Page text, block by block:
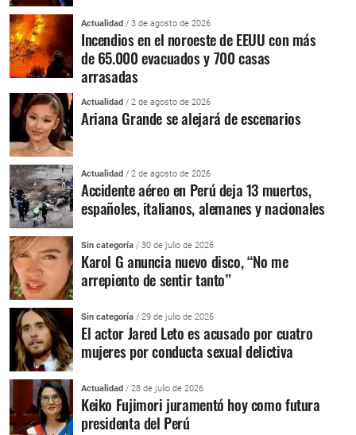
Actualidad / 3 de agosto de 2026
Incendios en el noroeste de EEUU con más
de 65.000 evacuados y 700 casas
arrasadas
Actualidad / 2 de agosto de 2026
Ariana Grande se alejará de escenarios
Actualidad / 2 de agosto de 2026
Accidente aéreo en Perú deja 13 muertos,
españoles, italianos, alemanes y nacionales
Sin categoría / 30 de julio de 2026
Karol G anuncia nuevo disco, “No me
arrepiento de sentir tanto”
Sin categoría / 29 de julio de 2026
El actor Jared Leto es acusado por cuatro
mujeres por conducta sexual delictiva
Actualidad / 28 de julio de 2026
Keiko Fujimori juramentó hoy como futura
presidenta del Perú